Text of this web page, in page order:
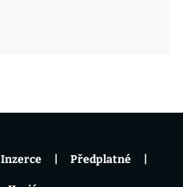
Inzerce Předplatné